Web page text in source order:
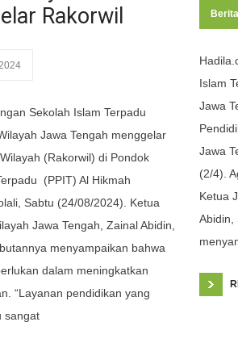
Rakorwil
Sekolah Islam Terpadu
Jawa Tengah menggelar
(Rakorwil) di Pondok
(PPIT) Al Hikmah
Sabtu (24/08/2024). Ketua
Jawa Tengah, Zainal Abidin,
menyampaikan bahwa
dalam meningkatkan
“Layanan pendidikan yang
sangat
Berita
Islam
Jawa
Jawa
(2/4).
Ketua
Abidin,